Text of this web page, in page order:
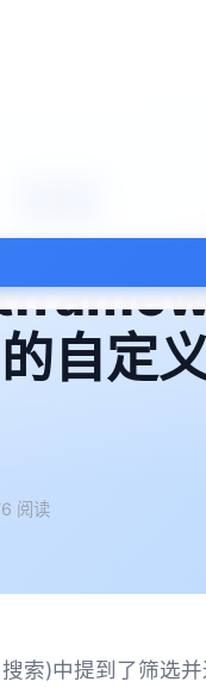
自定
阅读
索)中提到了筛选